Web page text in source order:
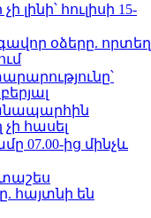
լինի՝ հուլիսի 15-
օձերը. որտեղ
հասել
07.00-ից մինչև
հայտնի են